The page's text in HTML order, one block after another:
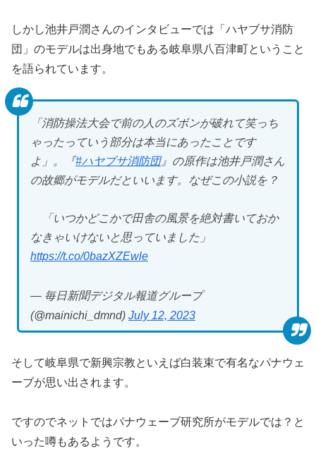
しかし池井戸潤さんのインタビューでは「ハヤブサ消防
団」のモデルは出身地でもある岐阜県八百津町ということ
を語られています。
「消防操法大会で前の人のズボンが破れて笑っち
ゃったっていう部分は本当にあったことです
よ」。『#ハヤブサ消防団』の原作は池井戸潤さん
の故郷がモデルだといいます。なぜこの小説を？
「いつかどこかで田舎の風景を絶対書いておか
なきゃいけないと思っていました」
https://t.co/0bazXZEwle
— 毎日新聞デジタル報道グループ
(@mainichi_dmnd) July 12, 2023
そして岐阜県で新興宗教といえば白装束で有名なパナウェ
ーブが思い出されます。
ですのでネットではパナウェーブ研究所がモデルでは？と
いった噂もあるようです。